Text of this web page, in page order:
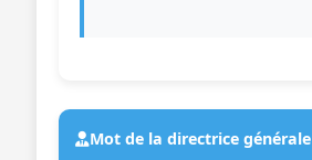
Mot de la directrice générale